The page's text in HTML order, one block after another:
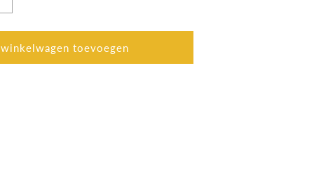
winkelwagen toevoegen